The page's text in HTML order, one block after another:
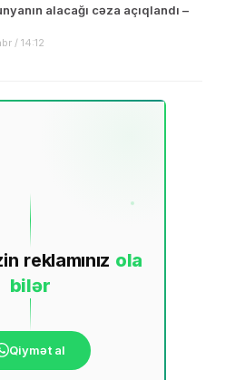
alacağı cəza açıqlandı –
/ 14:12
reklamınız ola
bilər
Qiymət al